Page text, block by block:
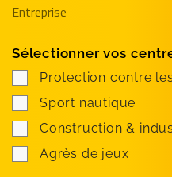
Sélectionner vos
Protection contre
Sport nautique
Construction &
Agrès de jeux